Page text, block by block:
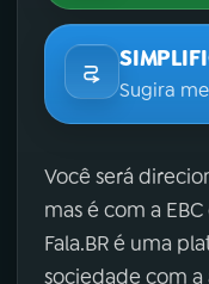
Sugira
Você será
mas é com a
Fala.BR é uma
sociedade com